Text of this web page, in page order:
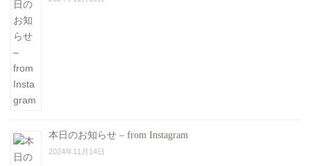
本日のお知らせ – from Instagram
2024年11月14日